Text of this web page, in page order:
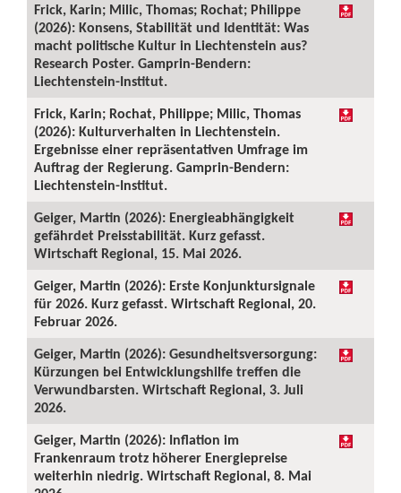
Frick, Karin; Milic, Thomas; Rochat; Philippe
(2026): Konsens, Stabilität und Identität: Was
macht politische Kultur in Liechtenstein aus?
Research Poster. Gamprin-Bendern:
Liechtenstein-Institut.
Frick, Karin; Rochat, Philippe; Milic, Thomas
(2026): Kulturverhalten in Liechtenstein.
Ergebnisse einer repräsentativen Umfrage im
Auftrag der Regierung. Gamprin-Bendern:
Liechtenstein-Institut.
Geiger, Martin (2026): Energieabhängigkeit
gefährdet Preisstabilität. Kurz gefasst.
Wirtschaft Regional, 15. Mai 2026.
Geiger, Martin (2026): Erste Konjunktursignale
für 2026. Kurz gefasst. Wirtschaft Regional, 20.
Februar 2026.
Geiger, Martin (2026): Gesundheitsversorgung:
Kürzungen bei Entwicklungshilfe treffen die
Verwundbarsten. Wirtschaft Regional, 3. Juli
2026.
Geiger, Martin (2026): Inflation im
Frankenraum trotz höherer Energiepreise
weiterhin niedrig. Wirtschaft Regional, 8. Mai